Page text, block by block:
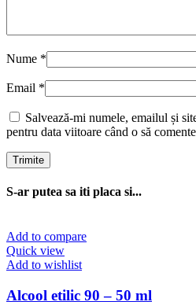
Nume *
Email *
Salvează-mi numele, emailul și
pentru data viitoare când o să
S-ar putea sa iti placa si...
Add to compare
Quick view
Add to wishlist
Alcool etilic 90 – 50 ml